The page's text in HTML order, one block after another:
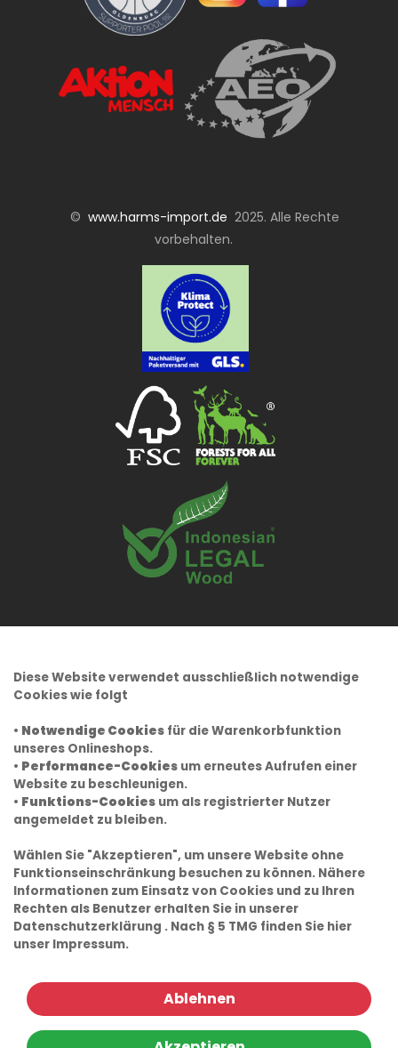
© www.harms-import.de 2025. Alle Rechte
vorbehalten.
Diese Website verwendet ausschließlich notwendige
Cookies wie folgt
• Notwendige Cookies für die Warenkorbfunktion
unseres Onlineshops.
• Performance-Cookies um erneutes Aufrufen einer
Website zu beschleunigen.
• Funktions-Cookies um als registrierter Nutzer
angemeldet zu bleiben.
Wählen Sie "Akzeptieren", um unsere Website ohne
Funktionseinschränkung besuchen zu können. Nähere
Informationen zum Einsatz von Cookies und zu Ihren
Rechten als Benutzer erhalten Sie in unserer
Datenschutzerklärung . Nach § 5 TMG finden Sie hier
unser Impressum.
Ablehnen